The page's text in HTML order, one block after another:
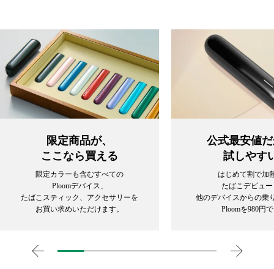
限定商品が、
ここなら買える
限定カラーも含むすべての
Ploomデバイス、
たばこスティック、アクセサリーを
お買い求めいただけます。
公式最安値
試しやす
はじめて割で加
たばこデビュ
他のデバイスからの乗
Ploomを980円